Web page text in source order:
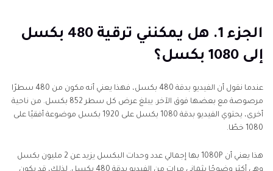
الجزء 2. أفضل طريقة لتحويل 480P إلى 1080P دون فقدان
الجودة باستخدام AI Video Upscaler
الجزء 4. كيفية تحويل 480P إلى 1080 P في Android؟
الجزء 1. هل يمكنني ترقية 480 بكسل
إلى 1080 بكسل؟
عندما نقول أن الفيديو بدقة 480 بكسل، فهذا يعني أنه مكون من 480 سطرًا
مرصوصة مع بعضها فوق الآخر. يبلغ عرض كل سطر 852 بكسل. من ناحية
أخرى، يحتوي الفيديو بدقة 1080 بكسل على 1920 بكسل موضوعة أفقيًا على
1080 خطًا.
هذا يعني أن 1080P بها إجمالي عدد وحدات البكسل يزيد عن 2 مليون بكسل